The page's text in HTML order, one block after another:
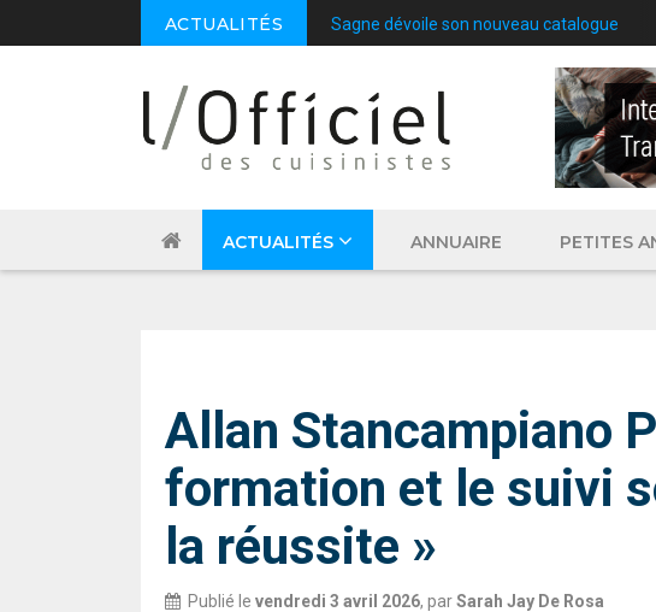
ACTUALITÉS
EspritMeuble : inscriptions ouvertes et
ACTUALITÉS ANNUAIRE PETITES
Allan Stancampiano
formation et le suivi
la réussite »
Publié le vendredi 3 avril 2026, parSarah Jay De Rosa